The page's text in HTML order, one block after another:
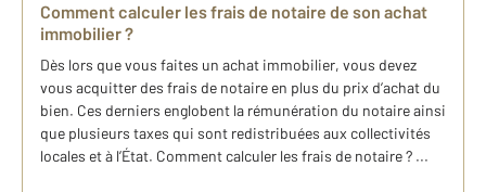
Comment calculer les frais de notaire de son achat
immobilier ?
Dès lors que vous faites un achat immobilier, vous devez
vous acquitter des frais de notaire en plus du prix d’achat du
bien. Ces derniers englobent la rémunération du notaire ainsi
que plusieurs taxes qui sont redistribuées aux collectivités
locales et à l’État. Comment calculer les frais de notaire ? ...